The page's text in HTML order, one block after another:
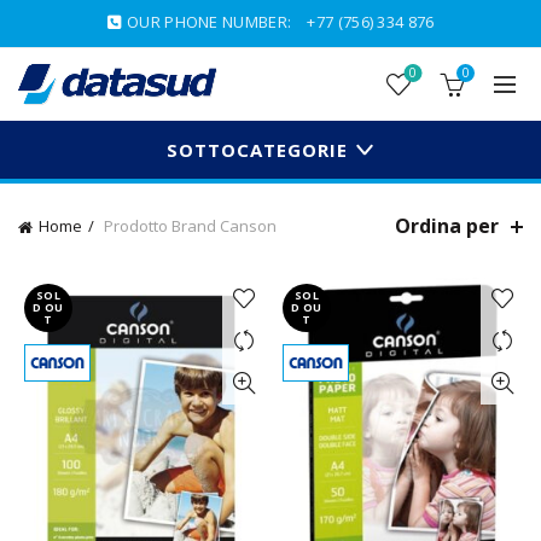
OUR PHONE NUMBER: +77 (756) 334 876
0 0
SOTTOCATEGORIE
Home Prodotto Brand Canson Ordina per
SOL
D OU
T
SOL
D OU
T